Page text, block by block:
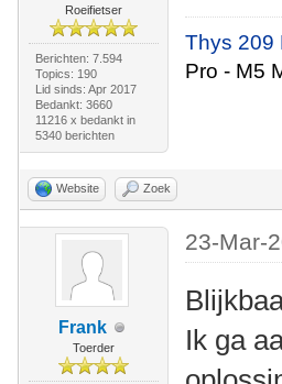
Roeifietser
Berichten: 7.594
Topics: 190
Lid sinds: Apr 2017
Bedankt: 3660
11216 x bedankt in
5340 berichten
Thys
Pro - M5
Website Zoek
Frank
Toerder
23-Mar-
Ik ga